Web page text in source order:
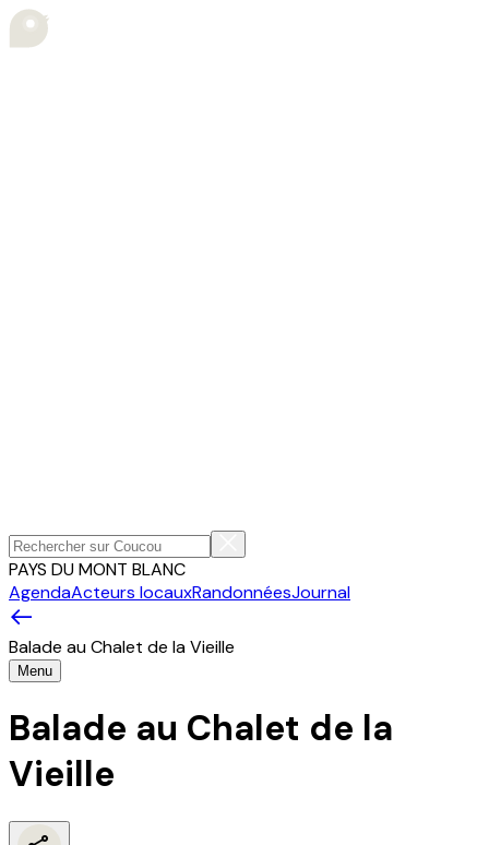
PAYS DU MONT BLANC
AgendaActeurs locauxRandonnéesJournal
Balade au Chalet de la Vieille
Menu
Balade au Chalet de la
Vieille